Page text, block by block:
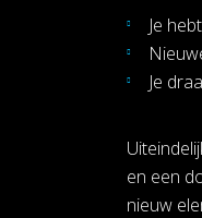
Je
Je
en een
nieuw